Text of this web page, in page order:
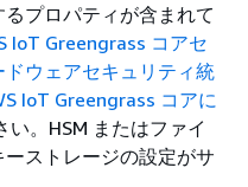
プロパティが含まれて
IoT Greengrass コアセ
ドウェアセキュリティ統
IoT Greengrass コアに
い。HSM またはファイ
ストレージの設定がサ